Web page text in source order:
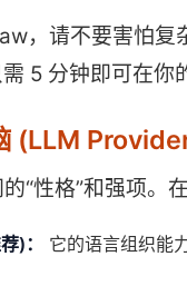
，请不要害怕
需 5 分钟即可在你
(LLM
“性格”和强项。
)：
它的语言组织能